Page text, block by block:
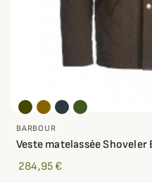
BARBOUR
Veste matelassée Shoveler
284,95 €